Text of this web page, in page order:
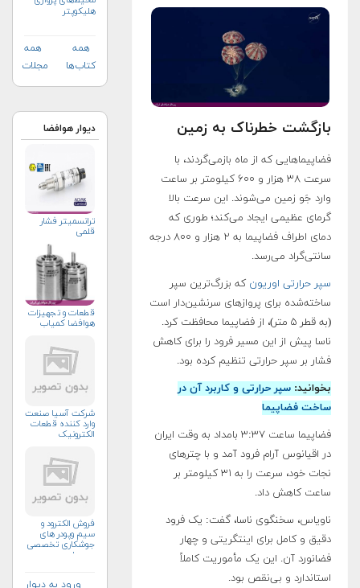
بازگشت خطرناک به زمین
فضاپیماهایی که از ماه بازمی‌گردند، با
سرعت ۳۸ هزار و ۶۰۰ کیلومتر بر ساعت
وارد جَو زمین می‌شوند. این سرعت بالا
گرمای عظیمی ایجاد می‌کند؛ طوری که
دمای اطراف فضاپیما به ۲ هزار و ۸۰۰ درجه
سانتی‌گراد می‌رسد.
سپر حرارتی اوریون که بزرگ‌ترین سپر
ساخته‌شده برای پروازهای سرنشین‌دار است
(به قطر ۵ متر)، از فضاپیما محافظت کرد.
ناسا پیش از این مسیر فرود را برای کاهش
فشار بر سپر حرارتی تنظیم کرده بود.
بخوانید: سپر حرارتی و کاربرد آن در
ساخت فضاپیما
فضاپیما ساعت ۳:۳۷ بامداد به وقت ایران
در اقیانوس آرام فرود آمد و با چترهای
نجات خود، سرعت را به ۳۱ کیلومتر بر
ساعت کاهش داد.
ناویاس، سخنگوی ناسا، گفت: یک فرود
دقیق و کامل برای اینتگریتی و چهار
فضانورد آن. این یک مأموریت کاملاً
استاندارد و بی‌نقص بود.
هلیكوپتر
همه
کتاب‌ها
همه
مجلات
دیوار هوافضا
ترانسمیتر فشار
قلمی
قطعات و تجهیزات
هوافضا کمیاب
شرکت آسیا صنعت
وارد کننده قطعات
الکترونیک
فروش الکترود و
سیم وپودر های
جوشکاری تخصصی
ومعمولی
ورود به دیوار